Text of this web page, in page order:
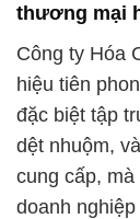
thương mại
Công ty Hóa
hiệu tiên
đặc biệt tập
dệt nhuộm,
cung cấp,
doanh